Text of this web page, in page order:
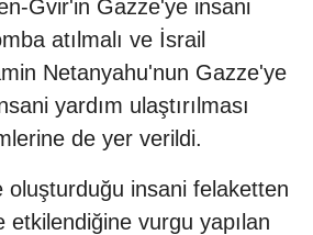
Gvir'in Gazze'ye insani
atılmalı ve İsrail
Netanyahu'nun Gazze'ye
yardım ulaştırılması
de yer verildi.
oluşturduğu insani felaketten
etkilendiğine vurgu yapılan